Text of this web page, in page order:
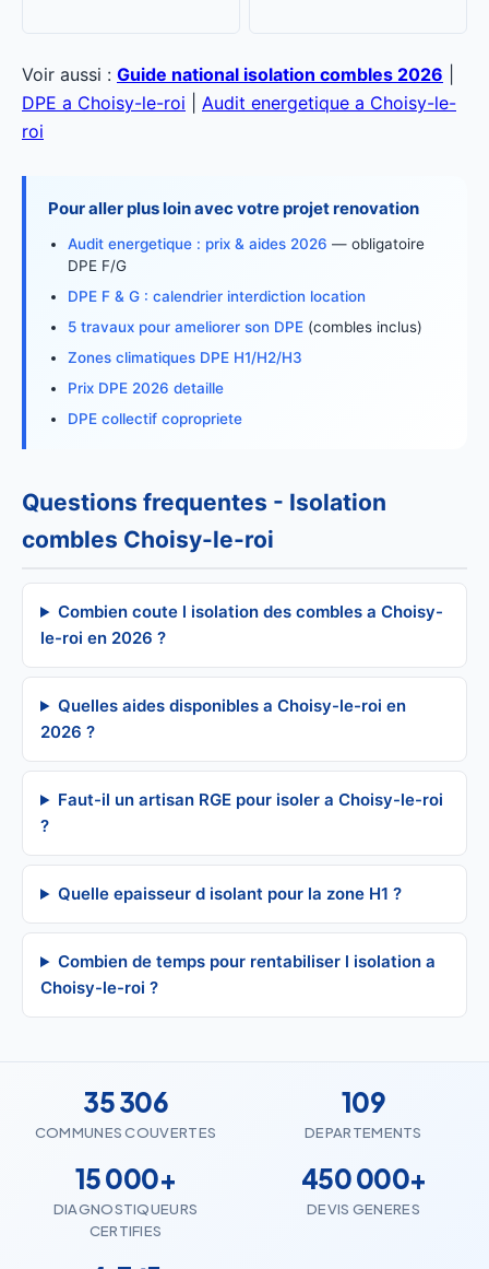
Voir aussi : Guide national isolation combles 2026
DPE a Choisy-le-roi
Audit energetique a Choisy-le-
roi
Pour aller plus loin avec votre projet renovation
Audit energetique : prix & aides 2026 — obligatoire
DPE F/G
DPE F & G : calendrier interdiction location
5 travaux pour ameliorer son DPE (combles inclus)
Zones climatiques DPE H1/H2/H3
Prix DPE 2026 detaille
DPE collectif copropriete
Questions frequentes - Isolation
combles Choisy-le-roi
Combien coute l isolation des combles a Choisy-
le-roi en 2026 ?
Quelles aides disponibles a Choisy-le-roi en
2026 ?
Faut-il un artisan RGE pour isoler a Choisy-le-roi
?
Quelle epaisseur d isolant pour la zone H1 ?
Combien de temps pour rentabiliser l isolation a
Choisy-le-roi ?
35 306
COMMUNES COUVERTES
109
DEPARTEMENTS
15 000+
DIAGNOSTIQUEURS
CERTIFIES
450 000+
DEVIS GENERES